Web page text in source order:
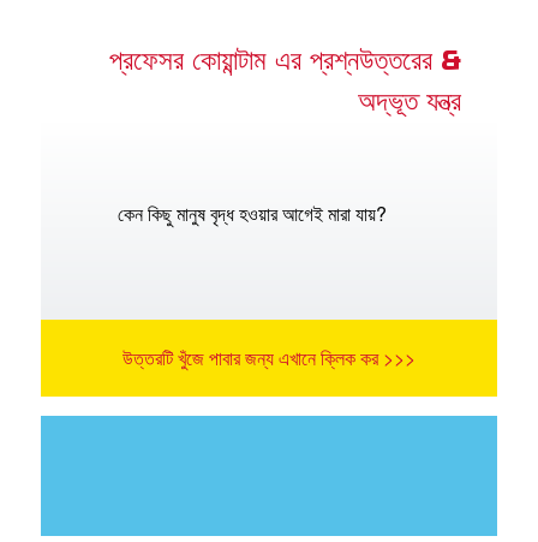
প্রফেসর কোয়ান্টাম এর প্রশ্নউত্তরের &
অদ্ভূত যন্ত্র
কেন কিছু মানুষ বৃদ্ধ হওয়ার আগেই মারা যায়?
উত্তরটি খুঁজে পাবার জন্য এখানে ক্লিক কর >>>